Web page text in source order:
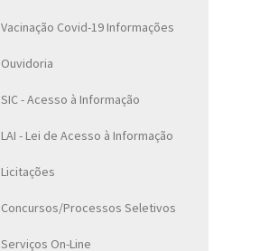
Vacinação Covid-19 Informações
Ouvidoria
SIC - Acesso à Informação
LAI - Lei de Acesso à Informação
Licitações
Concursos/Processos Seletivos
Serviços On-Line